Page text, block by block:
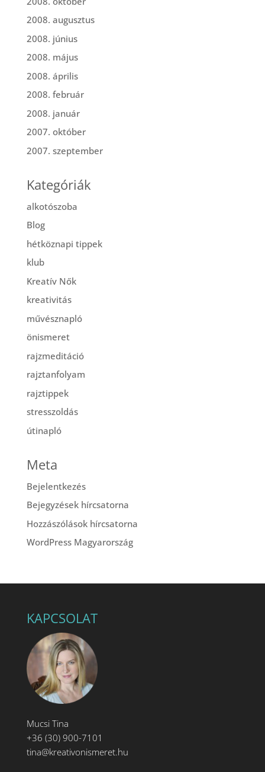
2008. augusztus
2008. június
2008. május
2008. április
2008. február
2008. január
2007. október
2007. szeptember
Kategóriák
alkotószoba
Blog
hétköznapi tippek
klub
Kreatív Nők
kreativitás
művésznapló
önismeret
rajzmeditáció
rajztanfolyam
rajztippek
stresszoldás
útinapló
Meta
Bejelentkezés
Bejegyzések hírcsatorna
Hozzászólások hírcsatorna
WordPress Magyarország
KAPCSOLAT
Mucsi Tina
+36 (30) 900-7101
tina@kreativonismeret.hu